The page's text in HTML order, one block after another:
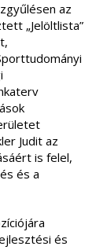
az
„Jelöltlista”
Judit az
is felel,
és a
és